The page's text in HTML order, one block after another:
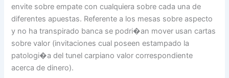
envite sobre empate con cualquiera sobre cada una de
diferentes apuestas. Referente a los mesas sobre aspecto
y no ha transpirado banca se podri�an mover usan cartas
sobre valor (invitaciones cual poseen estampado la
patologi�a del tunel carpiano valor correspondiente
acerca de dinero).